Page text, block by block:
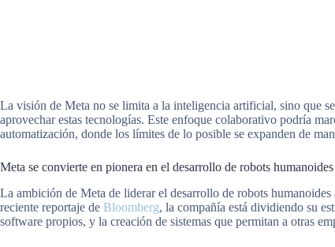
La visión de Meta no se limita a la inteligencia artificial, sino que
aprovechar estas tecnologías. Este enfoque colaborativo podría
automatización, donde los límites de lo posible se expanden de
Meta se convierte en pionera en el desarrollo de robots humanoides
La ambición de Meta de liderar el desarrollo de robots
reciente reportaje de Bloomberg, la compañía está dividiendo su
software propios, y la creación de sistemas que permitan a otras